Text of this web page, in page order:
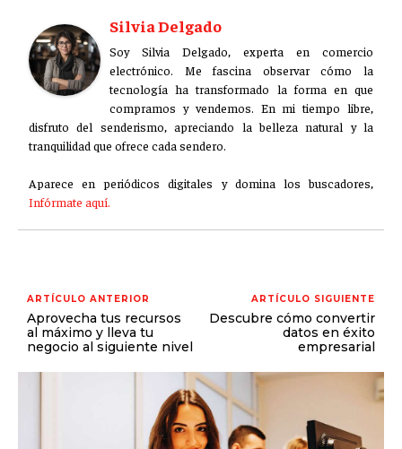
Silvia Delgado
Soy Silvia Delgado, experta en comercio
electrónico. Me fascina observar cómo la
tecnología ha transformado la forma en que
compramos y vendemos. En mi tiempo libre,
disfruto del senderismo, apreciando la belleza natural y la
tranquilidad que ofrece cada sendero.
Aparece en periódicos digitales y domina los buscadores,
Infórmate aquí.
ARTÍCULO ANTERIOR
Aprovecha tus recursos
al máximo y lleva tu
negocio al siguiente nivel
ARTÍCULO SIGUIENTE
Descubre cómo convertir
datos en éxito
empresarial